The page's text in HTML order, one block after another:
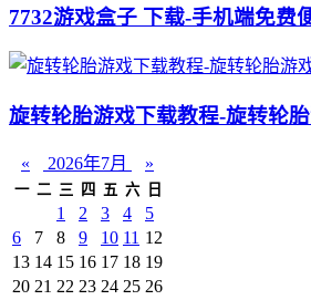
7732游戏盒子 下载-手机端免费
旋转轮胎游戏下载教程-旋转轮
« 2026年7月 »
一 二 三 四 五 六 日
1 2 3 4
5
6
7 8 9 10 11 12
13 14 15 16 17 18 19
20 21 22 23 24 25 26